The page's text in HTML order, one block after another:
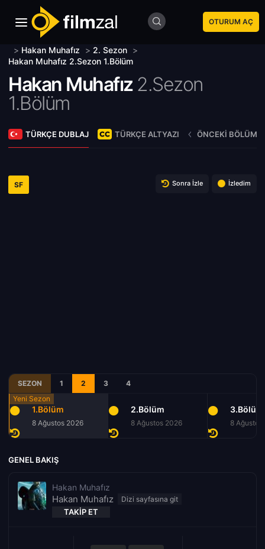
OTURUM AÇ
> Hakan Muhafız > 2. Sezon >
Hakan Muhafız 2.Sezon 1.Bölüm
Hakan Muhafız 2.Sezon
1.Bölüm
TÜRKÇE DUBLAJ TÜRKÇE ALTYAZI ÖNCEKI BÖLÜM
SF Sonra İzle İzledim
SEZON 1 2 3 4
1.Bölüm
8 Ağustos 2026
2.Bölüm
8 Ağustos 2026
3.Bölüm
8 Ağustos
GENEL BAKIŞ
Hakan Muhafız
Hakan Muhafız
TAKIP ET